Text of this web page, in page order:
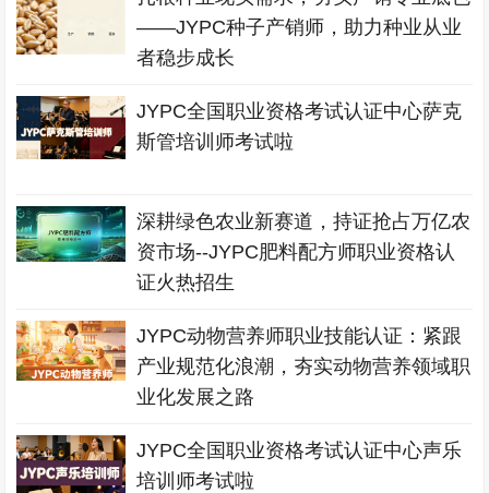
——JYPC种子产销师，助力种业从业
者稳步成长
JYPC全国职业资格考试认证中心萨克
斯管培训师考试啦
深耕绿色农业新赛道，持证抢占万亿农
资市场--JYPC肥料配方师职业资格认
证火热招生
JYPC动物营养师职业技能认证：紧跟
产业规范化浪潮，夯实动物营养领域职
业化发展之路
JYPC全国职业资格考试认证中心声乐
培训师考试啦